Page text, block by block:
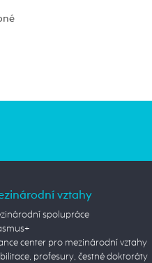
vztahy
spolupráce
center pro mezinárodní vztahy
profesury, čestné doktoráty